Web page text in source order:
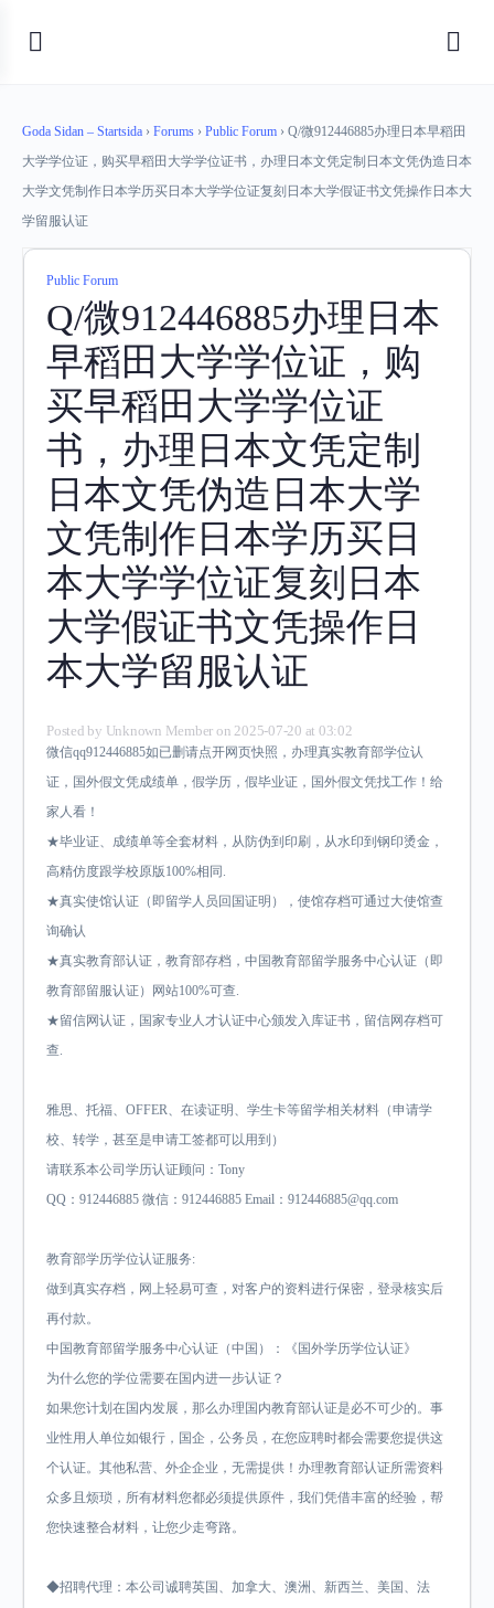
Goda Sidan – Startsida › Forums › Public Forum › Q/微912446885办理日本早稻田
大学学位证，购买早稻田大学学位证书，办理日本文凭定制日本文凭伪造日本
大学文凭制作日本学历买日本大学学位证复刻日本大学假证书文凭操作日本大
学留服认证
Public Forum
Q/微912446885办理日本
早稻田大学学位证，购
买早稻田大学学位证
书，办理日本文凭定制
日本文凭伪造日本大学
文凭制作日本学历买日
本大学学位证复刻日本
大学假证书文凭操作日
本大学留服认证
Posted by Unknown Member on 2025-07-20 at 03:02
微信qq912446885如已删请点开网页快照，办理真实教育部学位认
证，国外假文凭成绩单，假学历，假毕业证，国外假文凭找工作！给
家人看！
★毕业证、成绩单等全套材料，从防伪到印刷，从水印到钢印烫金，
高精仿度跟学校原版100%相同.
★真实使馆认证（即留学人员回国证明），使馆存档可通过大使馆查
询确认
★真实教育部认证，教育部存档，中国教育部留学服务中心认证（即
教育部留服认证）网站100%可查.
★留信网认证，国家专业人才认证中心颁发入库证书，留信网存档可
查.
雅思、托福、OFFER、在读证明、学生卡等留学相关材料（申请学
校、转学，甚至是申请工签都可以用到）
请联系本公司学历认证顾问：Tony
QQ：912446885 微信：912446885 Email：912446885@qq.com
教育部学历学位认证服务:
做到真实存档，网上轻易可查，对客户的资料进行保密，登录核实后
再付款。
中国教育部留学服务中心认证（中国）：《国外学历学位认证》
为什么您的学位需要在国内进一步认证？
如果您计划在国内发展，那么办理国内教育部认证是必不可少的。事
业性用人单位如银行，国企，公务员，在您应聘时都会需要您提供这
个认证。其他私营、外企企业，无需提供！办理教育部认证所需资料
众多且烦琐，所有材料您都必须提供原件，我们凭借丰富的经验，帮
您快速整合材料，让您少走弯路。
◆招聘代理：本公司诚聘英国、加拿大、澳洲、新西兰、美国、法